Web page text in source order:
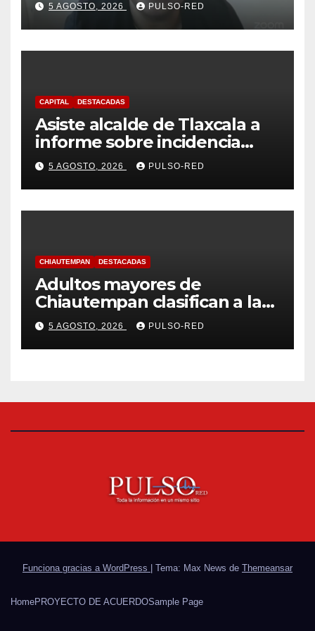
sus estudiantes
5 AGOSTO, 2026 PULSO-RED
CAPITAL DESTACADAS
Asiste alcalde de Tlaxcala a
informe sobre incidencia
delictiva refrenda trabajo
coordinado
5 AGOSTO, 2026 PULSO-RED
CHIAUTEMPAN DESTACADAS
Adultos mayores de
Chiautempan clasifican a la
etapa federal de las
Olimpiadas de Oro
5 AGOSTO, 2026 PULSO-RED
Funciona gracias a WordPress Tema: Max News de Themeansar
HomePROYECTO DE ACUERDOSample Page